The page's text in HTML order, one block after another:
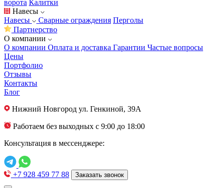
ворота Калитки
Навесы
Навесы
Сварные ограждения Перголы
Партнерство
О компании
О компании Оплата и доставка Гарантии Частые вопросы
Цены
Портфолио
Отзывы
Контакты
Блог
Нижний Новгород ул. Генкиной, 39А
Работаем без выходных с 9:00 до 18:00
Консультация в мессенджере:
+7 928 459 77 88 Заказать звонок